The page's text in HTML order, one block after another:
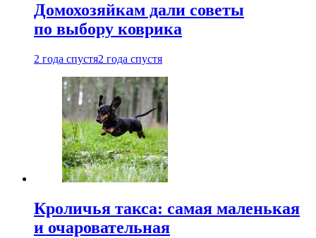
Домохозяйкам дали советы
по выбору коврика
2 года спустя2 года спустя
Кроличья такса: самая маленькая
и очаровательная